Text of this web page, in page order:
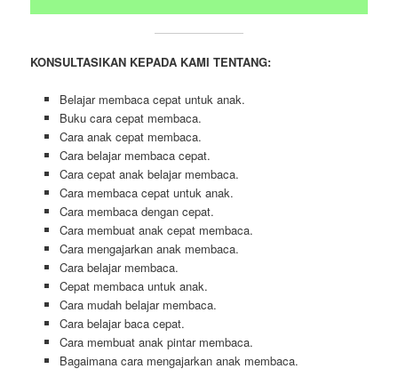
KONSULTASIKAN KEPADA KAMI TENTANG:
Belajar membaca cepat untuk anak.
Buku cara cepat membaca.
Cara anak cepat membaca.
Cara belajar membaca cepat.
Cara cepat anak belajar membaca.
Cara membaca cepat untuk anak.
Cara membaca dengan cepat.
Cara membuat anak cepat membaca.
Cara mengajarkan anak membaca.
Cara belajar membaca.
Cepat membaca untuk anak.
Cara mudah belajar membaca.
Cara belajar baca cepat.
Cara membuat anak pintar membaca.
Bagaimana cara mengajarkan anak membaca.